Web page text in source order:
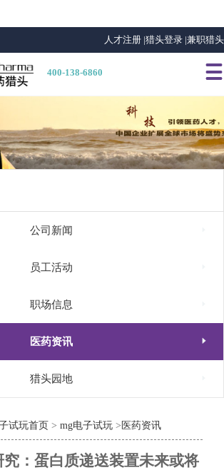
人才注册 |猎头登录 |兼职猎头
400-138-6860 
公司新闻
员工活动
职场信息
医药资讯 
猎头园地
试玩首页 > mg电子试玩 > 医药资讯
究：蛋白质递送装置未来或将